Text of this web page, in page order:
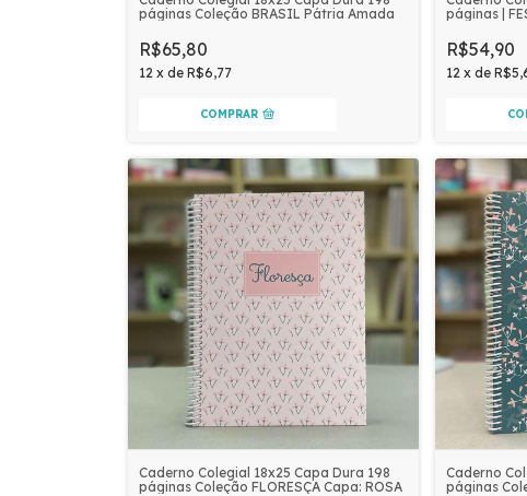
páginas Coleção BRASIL Pátria Amada
R$65,80
12 x de R$6,77
COMPRAR
páginas |
R$54,90
12 xde
Caderno Colegial 18x25 Capa Dura 198
páginas Coleção FLORESÇA Capa: ROSA
Caderno
páginas